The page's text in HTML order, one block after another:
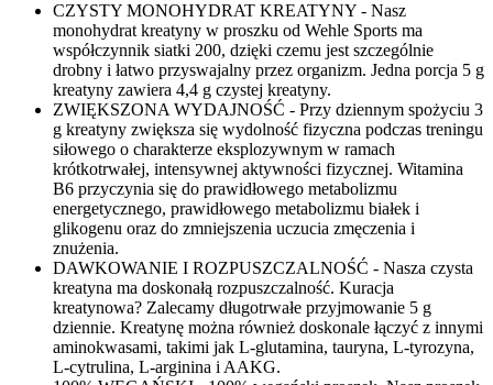
CZYSTY MONOHYDRAT KREATYNY - Nasz
monohydrat kreatyny w proszku od Wehle Sports ma
współczynnik siatki 200, dzięki czemu jest szczególnie
drobny i łatwo przyswajalny przez organizm. Jedna porcja 5 g
kreatyny zawiera 4,4 g czystej kreatyny.
ZWIĘKSZONA WYDAJNOŚĆ - Przy dziennym spożyciu 3
g kreatyny zwiększa się wydolność fizyczna podczas treningu
siłowego o charakterze eksplozywnym w ramach
krótkotrwałej, intensywnej aktywności fizycznej. Witamina
B6 przyczynia się do prawidłowego metabolizmu
energetycznego, prawidłowego metabolizmu białek i
glikogenu oraz do zmniejszenia uczucia zmęczenia i
znużenia.
DAWKOWANIE I ROZPUSZCZALNOŚĆ - Nasza czysta
kreatyna ma doskonałą rozpuszczalność. Kuracja
kreatynowa? Zalecamy długotrwałe przyjmowanie 5 g
dziennie. Kreatynę można również doskonale łączyć z innymi
aminokwasami, takimi jak L-glutamina, tauryna, L-tyrozyna,
L-cytrulina, L-arginina i AAKG.